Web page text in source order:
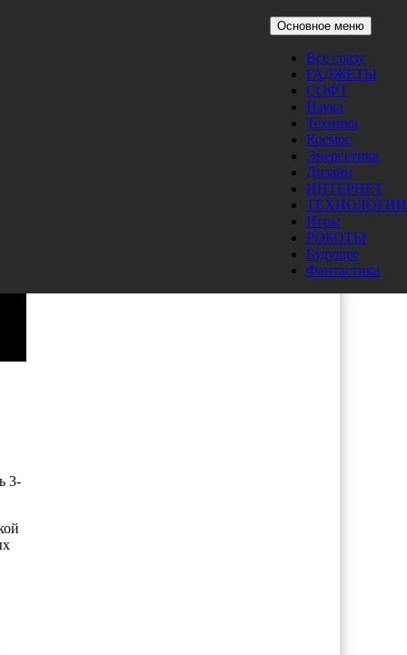
Основное меню
Все сразу
ГАДЖЕТЫ
СОФТ
Наука
Техника
Космос
Энергетика
Дизайн
ИНТЕРНЕТ
ТЕХНОЛОГИИ
Игры
РОБОТЫ
Будущее
Фантастика
3-